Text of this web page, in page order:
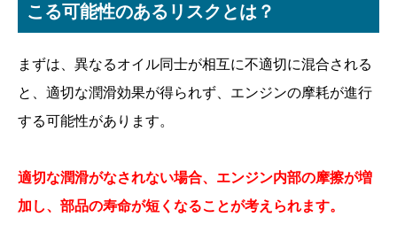
こる可能性のあるリスクとは？
まずは、異なるオイル同士が相互に不適切に混合される
と、適切な潤滑効果が得られず、エンジンの摩耗が進行
する可能性があります。
適切な潤滑がなされない場合、エンジン内部の摩擦が増
加し、部品の寿命が短くなることが考えられます。